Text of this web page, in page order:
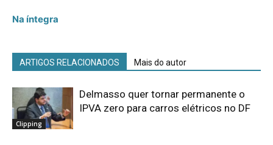
Na íntegra
ARTIGOS RELACIONADOS Mais do autor
Clipping
Delmasso quer tornar permanente o
IPVA zero para carros elétricos no DF